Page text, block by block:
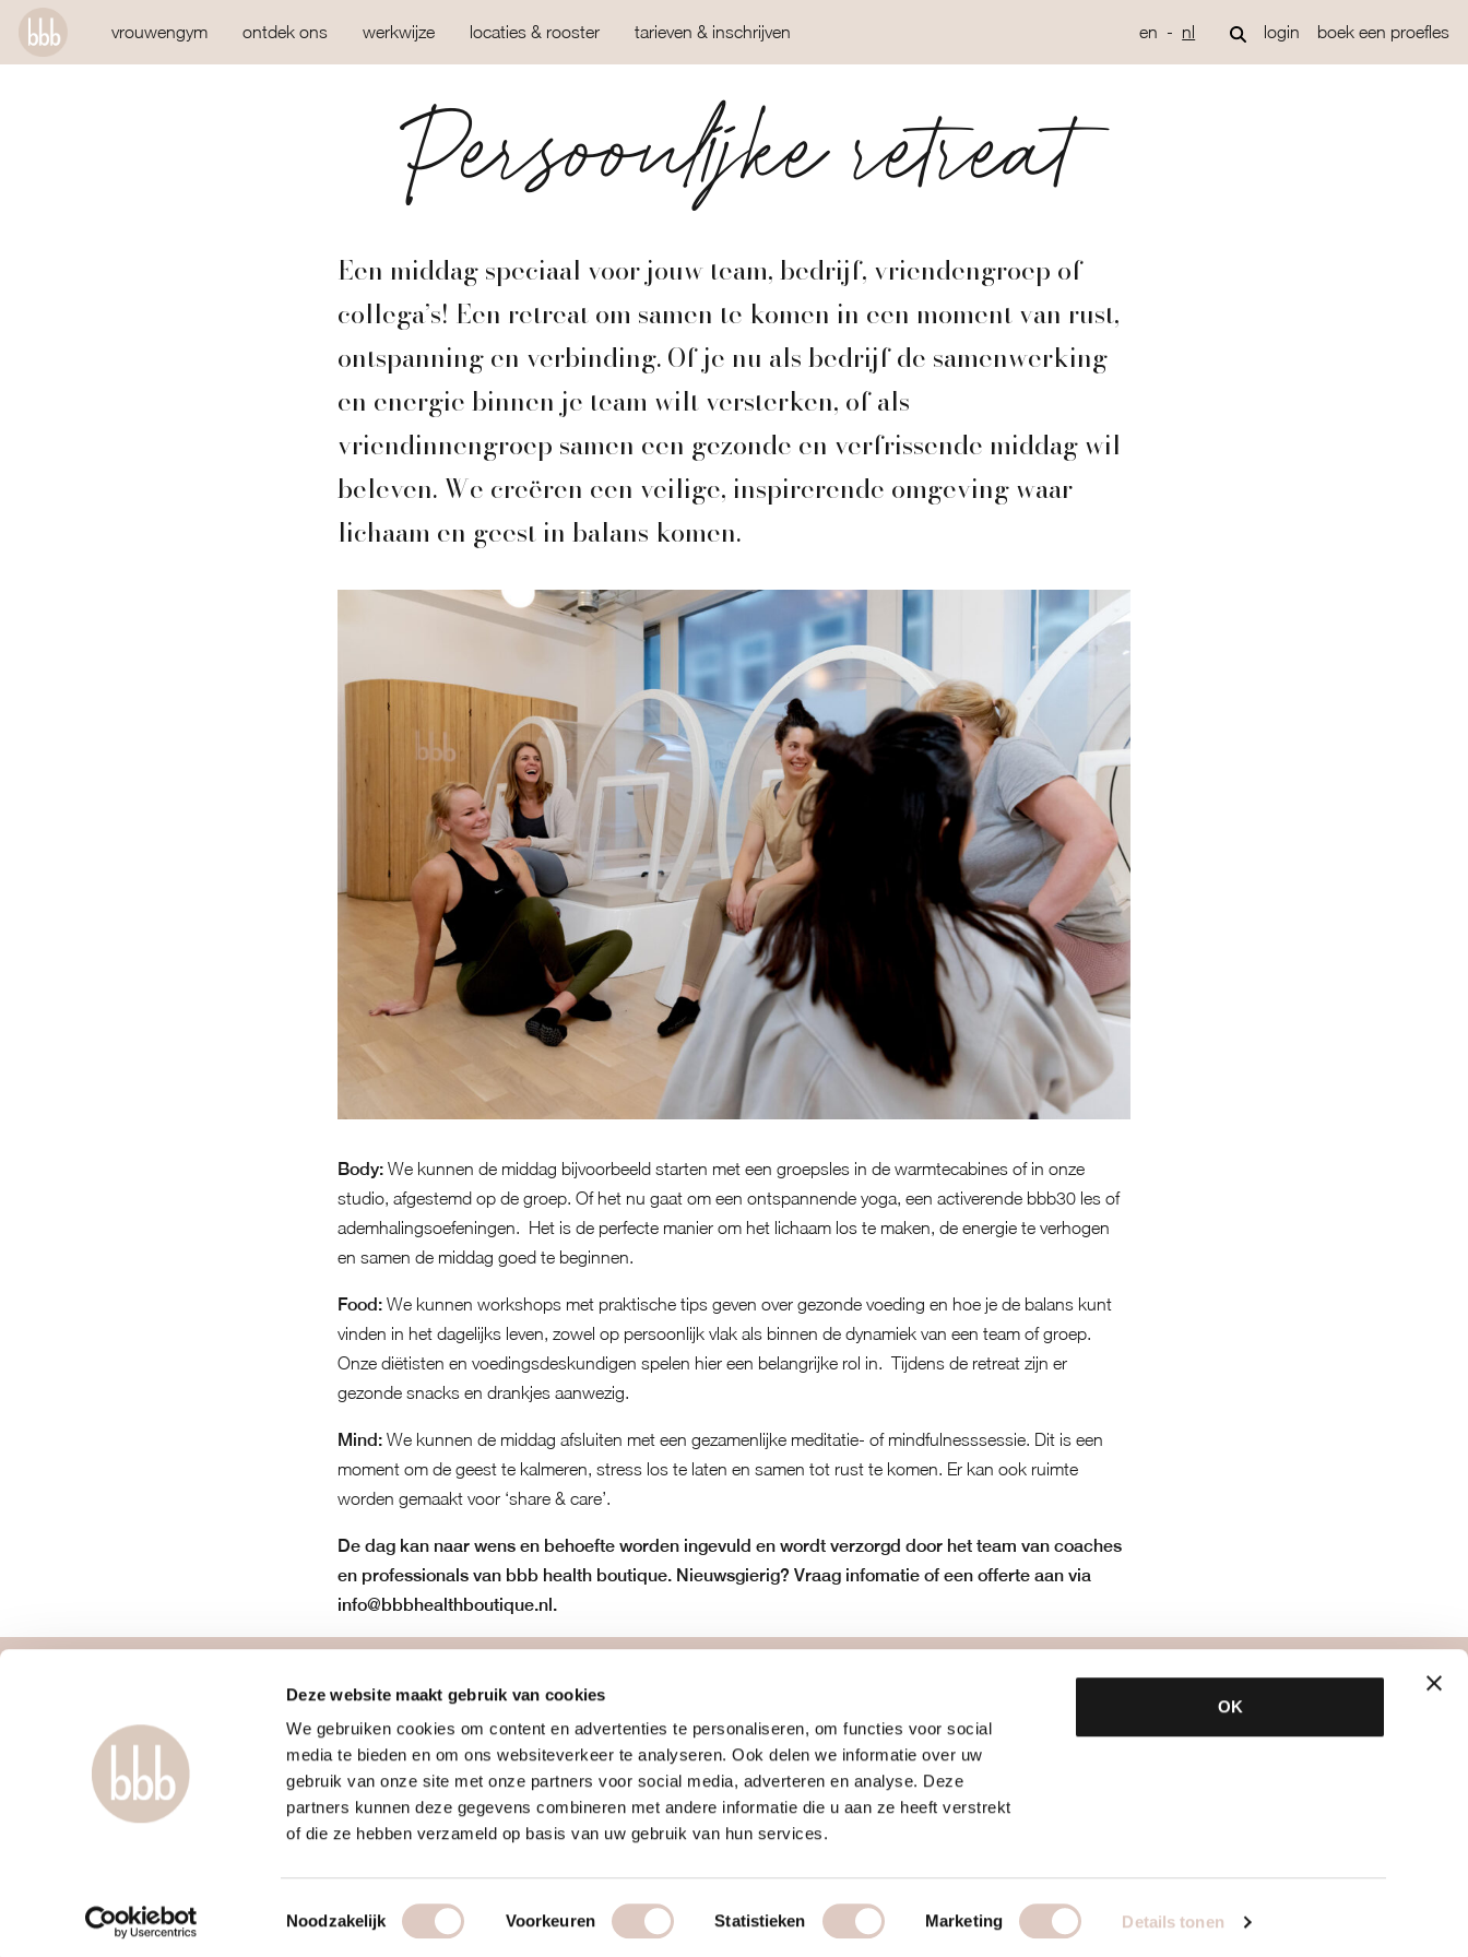
Deze website maakt gebruik van cookies
We gebruiken cookies om content en advertenties te personaliseren, om functies voor social
media te bieden en om ons websiteverkeer te analyseren. Ook delen we informatie over uw
gebruik van onze site met onze partners voor social media, adverteren en analyse. Deze
partners kunnen deze gegevens combineren met andere informatie die u aan ze heeft verstrekt
of die ze hebben verzameld op basis van uw gebruik van hun services.
Toestemmingsselectie
Noodzakelijk Voorkeuren Statistieken Marketing Details tonen
OK
vrouwengym ontdek ons werkwijze locaties & rooster tarieven & inschrijven en nl login boek een proefles
Persoonlijke retreat
Een middag speciaal voor jouw team, bedrijf, vriendengroep of
collega’s! Een retreat om samen te komen in een moment van rust,
ontspanning en verbinding. Of je nu als bedrijf de samenwerking
en energie binnen je team wilt versterken, of als
vriendinnengroep samen een gezonde en verfrissende middag wil
beleven. We creëren een veilige, inspirerende omgeving waar
lichaam en geest in balans komen.
Body:We kunnen de middag bijvoorbeeld starten met een groepsles in de warmtecabines of in onze
studio, afgestemd op de groep. Of het nu gaat om een ontspannende yoga, een activerende bbb30 les of
ademhalingsoefeningen. Het is de perfecte manier om het lichaam los te maken, de energie te verhogen
en samen de middag goed te beginnen.
Food:We kunnen workshops met praktische tips geven over gezonde voeding en hoe je de balans kunt
vinden in het dagelijks leven, zowel op persoonlijk vlak als binnen de dynamiek van een team of groep.
Onze diëtisten en voedingsdeskundigen spelen hier een belangrijke rol in. Tijdens de retreat zijn er
gezonde snacks en drankjes aanwezig.
Mind:We kunnen de middag afsluiten met een gezamenlijke meditatie- of mindfulnesssessie. Dit is een
moment om de geest te kalmeren, stress los te laten en samen tot rust te komen. Er kan ook ruimte
worden gemaakt voor ‘share & care’.
De dag kan naar wens en behoefte worden ingevuld en wordt verzorgd door het team van coaches
en professionals van bbb health boutique. Nieuwsgierig? Vraag infomatie of een offerte aan via
info@bbbhealthboutique.nl.
vrouwengym
ontdek ons
werkwijze
locaties & roosters
contact
webapp
mail ons
veelgestelde vragen
team
blog
vitamines
info proefles
introcards
lid worden
bbb dietetiek